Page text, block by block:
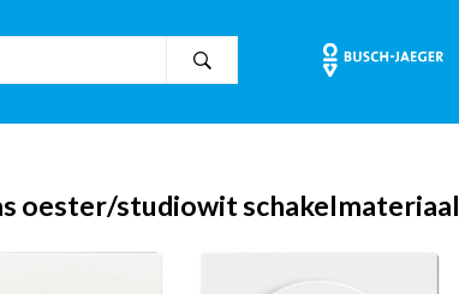
oester/studiowit schakelmateriaal